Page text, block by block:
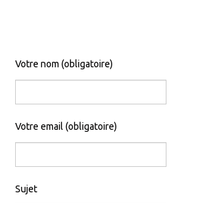
Votre nom (obligatoire)
Votre email (obligatoire)
Sujet